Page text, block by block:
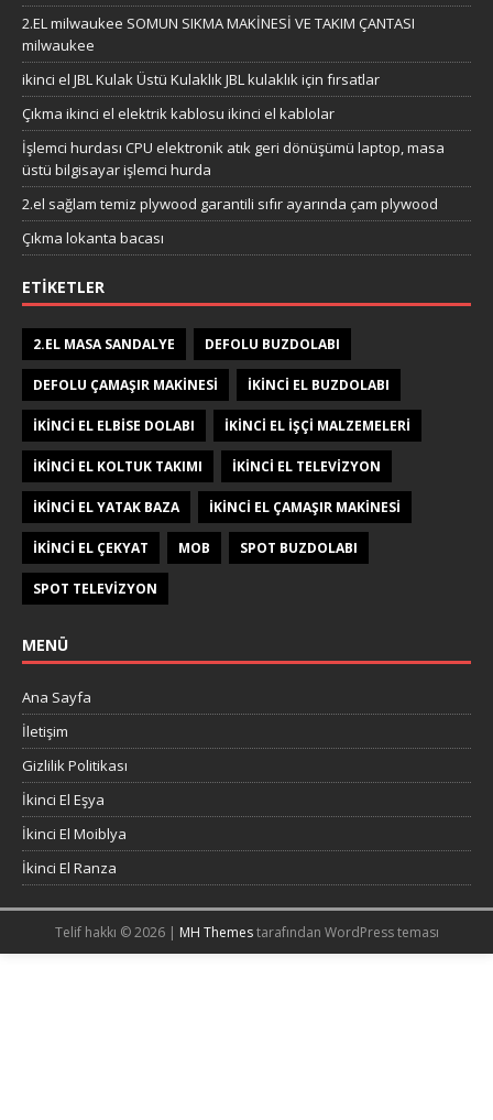
2.EL milwaukee SOMUN SIKMA MAKİNESİ VE TAKIM ÇANTASI
milwaukee
ikinci el JBL Kulak Üstü Kulaklık JBL kulaklık için fırsatlar
Çıkma ikinci el elektrik kablosu ikinci el kablolar
İşlemci hurdası CPU elektronik atık geri dönüşümü laptop, masa
üstü bilgisayar işlemci hurda
2.el sağlam temiz plywood garantili sıfır ayarında çam plywood
Çıkma lokanta bacası
ETIKETLER
2.EL MASA SANDALYE DEFOLU BUZDOLABI
DEFOLU ÇAMAŞIR MAKINESI IKINCI EL BUZDOLABI
IKINCI EL ELBISE DOLABI IKINCI EL IŞÇI MALZEMELERI
IKINCI EL KOLTUK TAKIMI IKINCI EL TELEVIZYON
IKINCI EL YATAK BAZA IKINCI EL ÇAMAŞIR MAKINESI
IKINCI EL ÇEKYAT MOB SPOT BUZDOLABI
SPOT TELEVIZYON
MENÜ
Ana Sayfa
İletişim
Gizlilik Politikası
İkinci El Eşya
İkinci El Moiblya
İkinci El Ranza
Telif hakkı © 2026 | MH Themestarafından WordPress teması